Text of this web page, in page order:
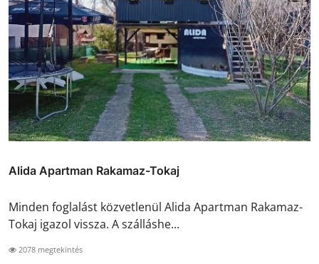
Alida Apartman Rakamaz-Tokaj
Minden foglalást közvetlenül Alida Apartman Rakamaz-
Tokaj igazol vissza. A szálláshe...
2078 megtekintés